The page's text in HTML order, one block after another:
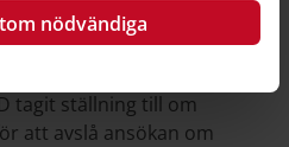
nödvändiga
tagit ställning till om
att avslå ansökan om